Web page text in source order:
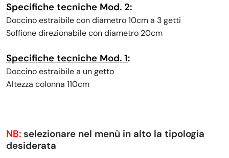
Specifiche tecniche Mod. 2:
Doccinoestraibilecon diametro 10cm a 3 getti
Soffione direzionabile con diametro 20cm
Specifiche tecniche Mod. 1:
Doccinoestraibile a un getto
Altezza colonna 110cm
NB: selezionare nel menù in alto la tipologia
desiderata